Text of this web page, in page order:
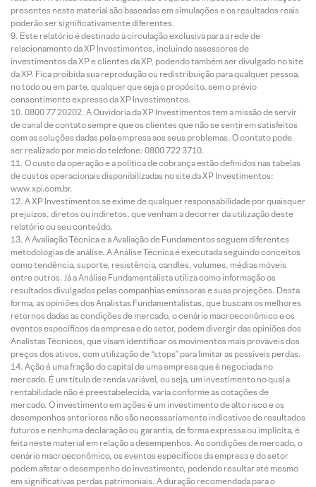
presentes neste material são baseadas em simulações e os resultados reais
poderão ser significativamente diferentes.
Este relatório é destinado à circulação exclusiva para a rede de
relacionamento da XP Investimentos, incluindo assessores de
investimentos da XP e clientes da XP, podendo também ser divulgado no site
da XP. Fica proibida sua reprodução ou redistribuição para qualquer pessoa,
no todo ou em parte, qualquer que seja o propósito, sem o prévio
consentimento expresso da XP Investimentos.
0800 77 20202. A Ouvidoria da XP Investimentos tem a missão de servir
de canal de contato sempre que os clientes que não se sentirem satisfeitos
com as soluções dadas pela empresa aos seus problemas. O contato pode
ser realizado por meio do telefone: 0800 722 3710.
O custo da operação e a política de cobrança estão definidos nas tabelas
de custos operacionais disponibilizadas no site da XP Investimentos:
www.xpi.com.br.
A XP Investimentos se exime de qualquer responsabilidade por quaisquer
prejuízos, diretos ou indiretos, que venham a decorrer da utilização deste
relatório ou seu conteúdo.
A Avaliação Técnica e a Avaliação de Fundamentos seguem diferentes
metodologias de análise. A Análise Técnica é executada seguindo conceitos
como tendência, suporte, resistência, candles, volumes, médias móveis
entre outros. Já a Análise Fundamentalista utiliza como informação os
resultados divulgados pelas companhias emissoras e suas projeções. Desta
forma, as opiniões dos Analistas Fundamentalistas, que buscam os melhores
retornos dadas as condições de mercado, o cenário macroeconômico e os
eventos específicos da empresa e do setor, podem divergir das opiniões dos
Analistas Técnicos, que visam identificar os movimentos mais prováveis dos
preços dos ativos, com utilização de “stops” para limitar as possíveis perdas.
Ação é uma fração do capital de uma empresa que é negociada no
mercado. É um título de renda variável, ou seja, um investimento no qual a
rentabilidade não é preestabelecida, varia conforme as cotações de
mercado. O investimento em ações é um investimento de alto risco e os
desempenhos anteriores não são necessariamente indicativos de resultados
futuros e nenhuma declaração ou garantia, de forma expressa ou implícita, é
feita neste material em relação a desempenhos. As condições de mercado, o
cenário macroeconômico, os eventos específicos da empresa e do setor
podem afetar o desempenho do investimento, podendo resultar até mesmo
em significativas perdas patrimoniais. A duração recomendada para o